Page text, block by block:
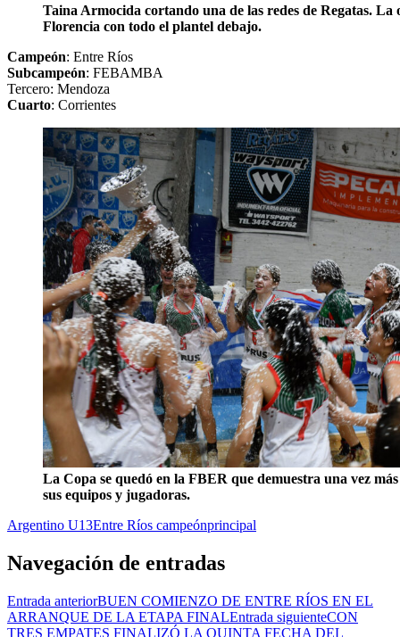
Taina Armocida cortando una de las redes de Regatas. La
Florencia con todo el plantel debajo.
Campeón: Entre Ríos
Subcampeón: FEBAMBA
Tercero: Mendoza
Cuarto: Corrientes
La Copa se quedó en la FBER que demuestra una vez
sus equipos y jugadoras.
Argentino U13Entre Ríos campeónprincipal
Navegación de entradas
Entrada anteriorBUEN COMIENZO DE ENTRE RÍOS EN EL
ARRANQUE DE LA ETAPA FINALEntrada siguienteCON
TRES EMPATES FINALIZÓ LA QUINTA FECHA DEL